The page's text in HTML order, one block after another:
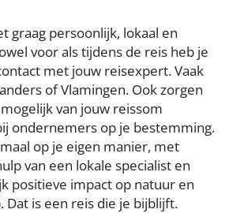
graag persoonlijk, lokaal en
voor als tijdens de reis heb je
met jouw reisexpert. Vaak
of Vlamingen. Ook zorgen
van jouw reissom
ondernemers op je bestemming.
op je eigen manier, met
van een lokale specialist en
positieve impact op natuur en
Dat is een reis die je bijblijft.